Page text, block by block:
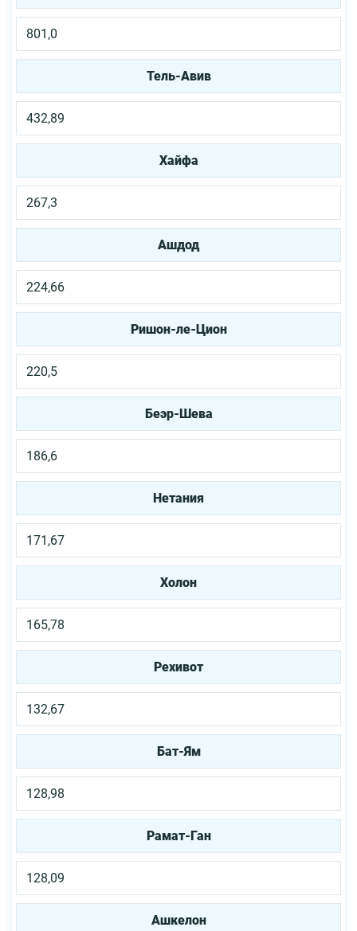
801,0
Тель-Авив
432,89
Хайфа
267,3
Ашдод
224,66
Ришон-ле-Цион
220,5
Беэр-Шева
186,6
Нетания
171,67
Холон
165,78
Рехивот
132,67
Бат-Ям
128,98
Рамат-Ган
128,09
Ашкелон